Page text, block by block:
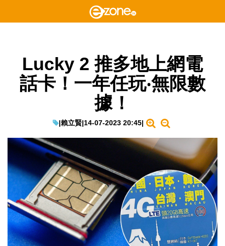
Lucky 2 推多地上網電
話卡！一年任玩‧無限數
據！
|賴立賢|14-07-2023 20:45|